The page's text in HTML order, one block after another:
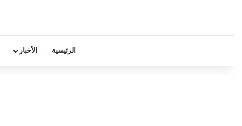
الرئيسية الأخبار